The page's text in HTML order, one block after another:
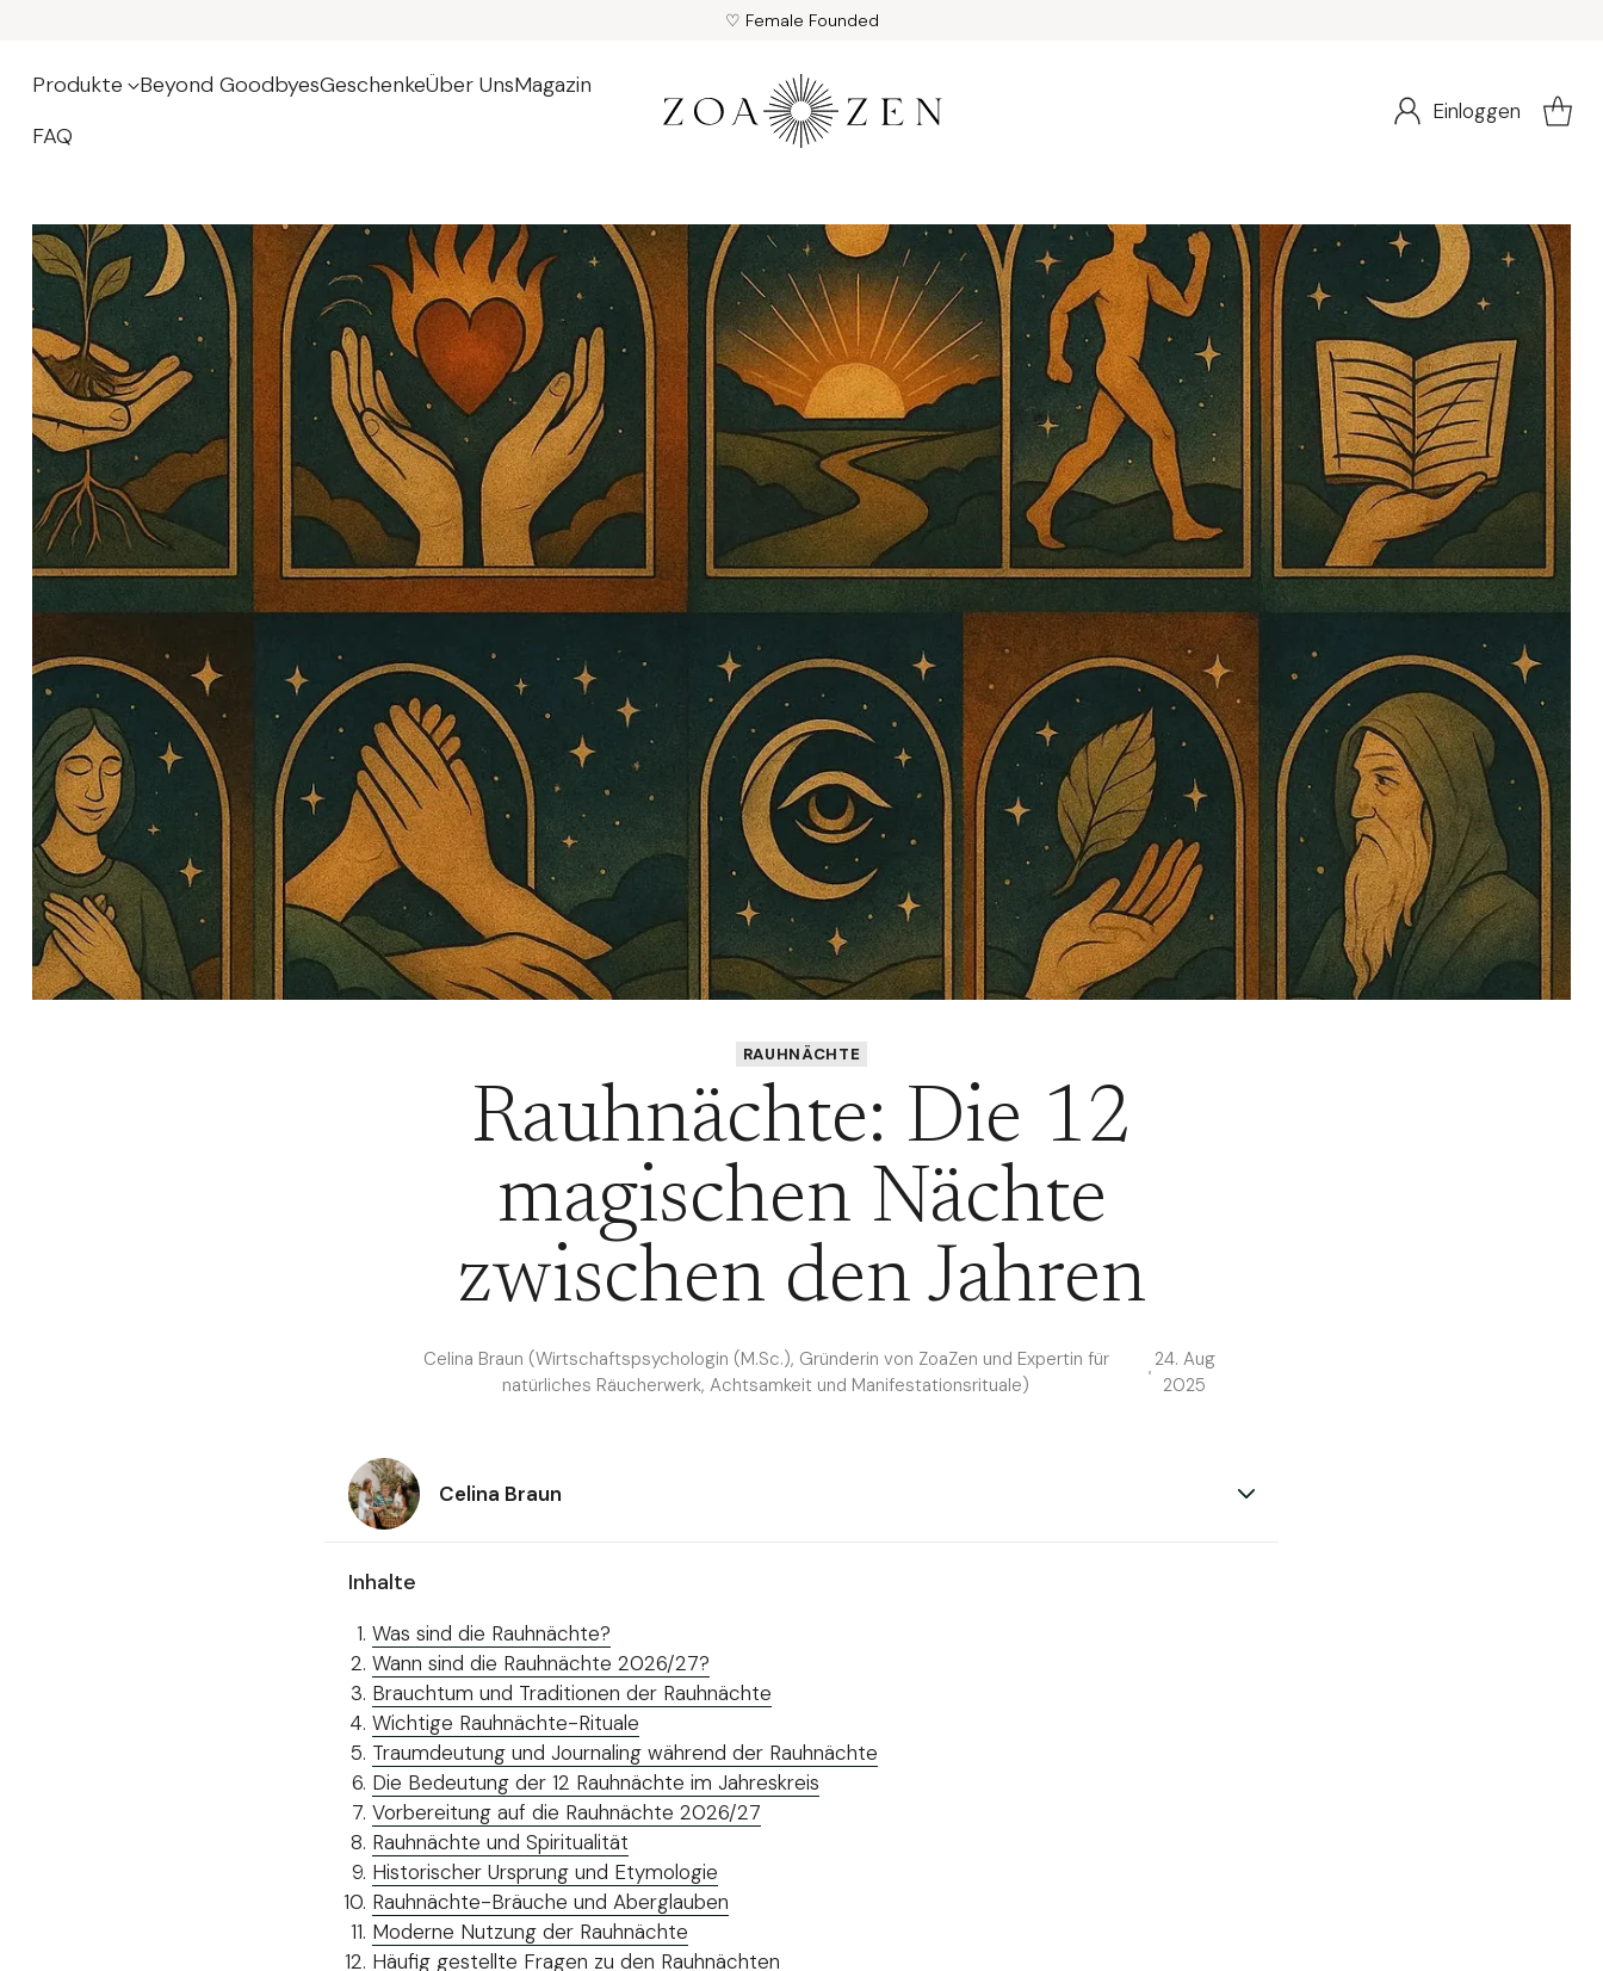
♡ Female Founded
Produkte Beyond GoodbyesGeschenkeÜber UnsMagazin
FAQ
Einloggen
RAUHNÄCHTE
Rauhnächte: Die 12
magischen Nächte
zwischen den Jahren
Celina Braun (Wirtschaftspsychologin (M.Sc.), Gründerin von ZoaZen und Expertin für
natürliches Räucherwerk, Achtsamkeit und Manifestationsrituale)
24. Aug
2025
Celina Braun
Inhalte
Was sind die Rauhnächte?
Wann sind die Rauhnächte 2026/27?
Brauchtum und Traditionen der Rauhnächte
Wichtige Rauhnächte-Rituale
Traumdeutung und Journaling während der Rauhnächte
Die Bedeutung der 12 Rauhnächte im Jahreskreis
Vorbereitung auf die Rauhnächte 2026/27
Rauhnächte und Spiritualität
Historischer Ursprung und Etymologie
Rauhnächte-Bräuche und Aberglauben
Moderne Nutzung der Rauhnächte
Häufig gestellte Fragen zu den Rauhnächten